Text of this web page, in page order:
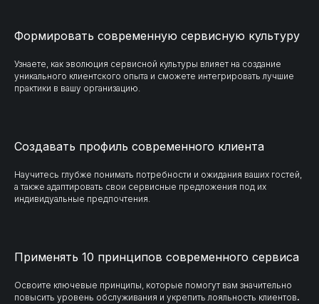
Формировать современную сервисную культуру
Узнаете, как эволюция сервисной культуры влияет на создание
уникального клиентского опыта и сможете интегрировать лучшие
практики в вашу организацию.
Создавать профиль современного клиента
Научитесь глубже понимать потребности и ожидания ваших гостей,
а также адаптировать свои сервисные предложения под их
индивидуальные предпочтения.
Применять 10 принципов современного сервиса
Освоите ключевые принципы, которые помогут вам значительно
повысить уровень обслуживания и укрепить лояльность клиентов.